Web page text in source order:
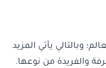
وبالتالي يأتي المزيد
والفريدة من نوعها.